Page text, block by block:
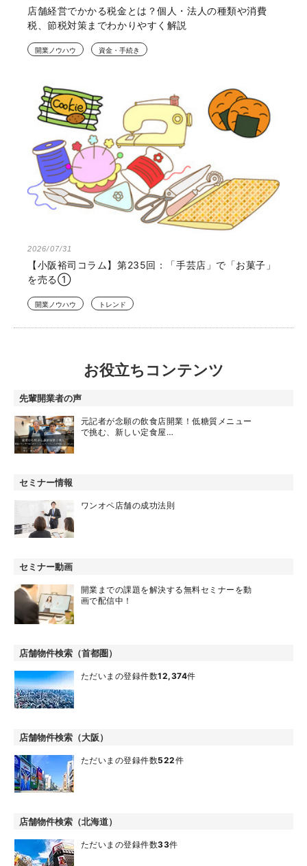
店舗経営でかかる税金とは？個人・法人の種類や消費
税、節税対策までわかりやすく解説
開業ノウハウ 資金・手続き
2026/07/31
【小阪裕司コラム】第235回：「手芸店」で「お菓子」
を売る①
開業ノウハウ トレンド
お役立ちコンテンツ
先輩開業者の声
元記者が念願の飲食店開業！低糖質メニュー
で挑む、新しい定食屋…
セミナー情報
ワンオペ店舗の成功法則
セミナー動画
開業までの課題を解決する無料セミナーを動
画で配信中！
店舗物件検索（首都圏）
ただいまの登録件数12,374件
店舗物件検索（大阪）
ただいまの登録件数522件
店舗物件検索（北海道）
ただいまの登録件数33件